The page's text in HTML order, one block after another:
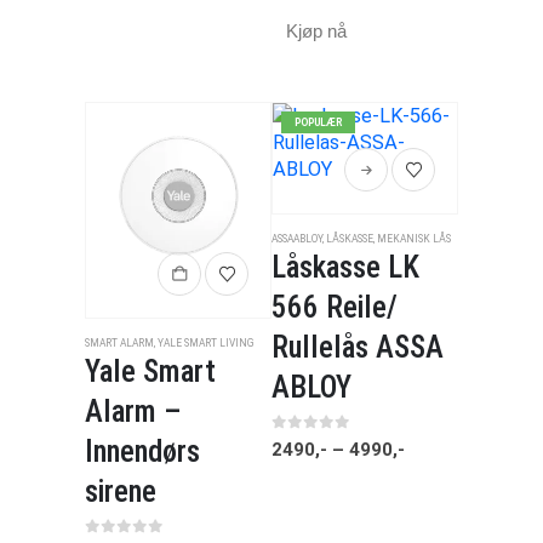
Kjøp nå
SMART ALARM , YALE SMART LIVING
Yale Smart
Alarm –
Innendørs
sirene
POPULÆR
ASSAABLOY, LÅSKASSE, MEKANISK LÅS
Låskasse LK
566 Reile/
Rullelås ASSA
ABLOY
0 av 5
2490,- – 4990,-